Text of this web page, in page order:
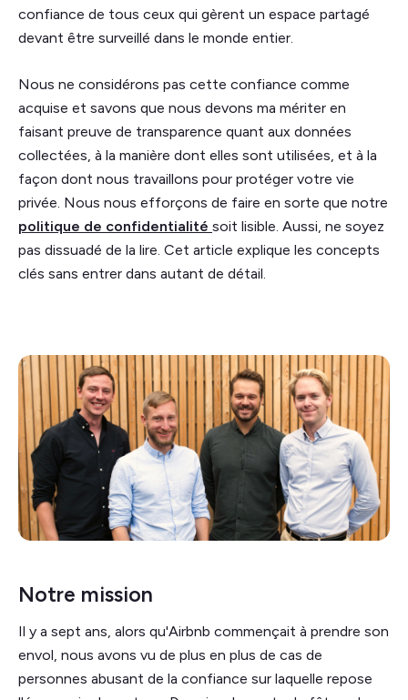
confiance de tous ceux qui gèrent un espace partagé
devant être surveillé dans le monde entier.
Nous ne considérons pas cette confiance comme
acquise et savons que nous devons ma mériter en
faisant preuve de transparence quant aux données
collectées, à la manière dont elles sont utilisées, et à la
façon dont nous travaillons pour protéger votre vie
privée. Nous nous efforçons de faire en sorte que notre
politique de confidentialité soit lisible. Aussi, ne soyez
pas dissuadé de la lire. Cet article explique les concepts
clés sans entrer dans autant de détail.
Notre mission
Il y a sept ans, alors qu'Airbnb commençait à prendre son
envol, nous avons vu de plus en plus de cas de
personnes abusant de la confiance sur laquelle repose